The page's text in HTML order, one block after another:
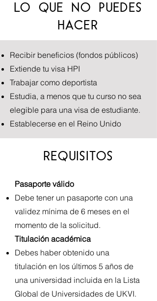
LO QUE NO PUEDES
HACER
Recibir beneficios (fondos públicos)
Extiende tu visa HPI
Trabajar como deportista
Estudia, a menos que tu curso no sea
elegible para una visa de estudiante.
Establecerse en el Reino Unido
REQUISITOS
Pasaporte válido
Debe tener un pasaporte con una
validez mínima de 6 meses en el
momento de la solicitud.
Titulación académica
Debes haber obtenido una
titulación en los últimos 5 años de
una universidad incluida en la Lista
Global de Universidades de UKVI.